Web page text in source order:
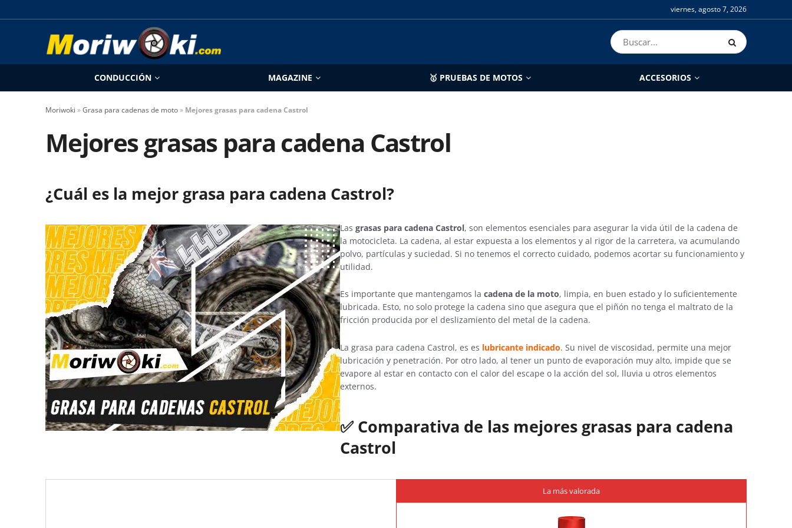
viernes, agosto 7, 2026
CONDUCCIÓN MAGAZINE 🥇 PRUEBAS DE MOTOS ACCESORIOS
Moriwoki »Grasa para cadenas de moto» Mejores grasas para cadena Castrol
Mejores grasas para cadena Castrol
¿Cuál es la mejor grasa para cadena Castrol?
Las grasas para cadena Castrol, son elementos esenciales para asegurar la vida útil de la cadena de
la motocicleta. La cadena, al estar expuesta a los elementos y al rigor de la carretera, va acumulando
polvo, partículas y suciedad. Si no tenemos el correcto cuidado, podemos acortar su funcionamiento y
utilidad.
Es importante que mantengamos la cadena de la moto, limpia, en buen estado y lo suficientemente
lubricada. Esto, no solo protege la cadena sino que asegura que el piñón no tenga el maltrato de la
fricción producida por el deslizamiento del metal de la cadena.
La grasa para cadena Castrol, es es lubricante indicado. Su nivel de viscosidad, permite una mejor
lubricación y penetración. Por otro lado, al tener un punto de evaporación muy alto, impide que se
evapore al estar en contacto con el calor del escape o la acción del sol, lluvia u otros elementos
externos.
✅ Comparativa de las mejores grasas para cadena
Castrol
La más valorada